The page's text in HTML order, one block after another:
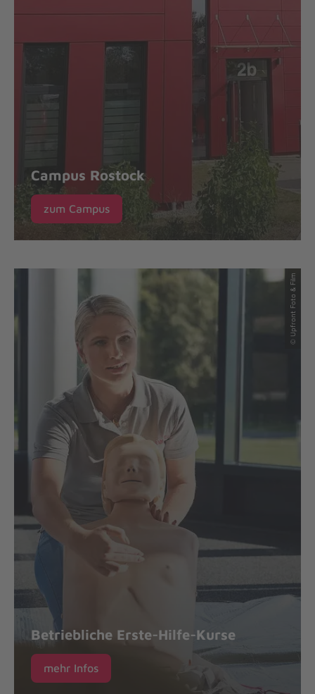
Campus Rostock
zum Campus
© Upfront Foto & Film
Betriebliche Erste-Hilfe-Kurse
mehr Infos